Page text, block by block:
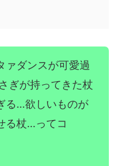
ァダンスが可愛過
ぎが持ってきた杖
る…欲しいものが
る杖…ってコ